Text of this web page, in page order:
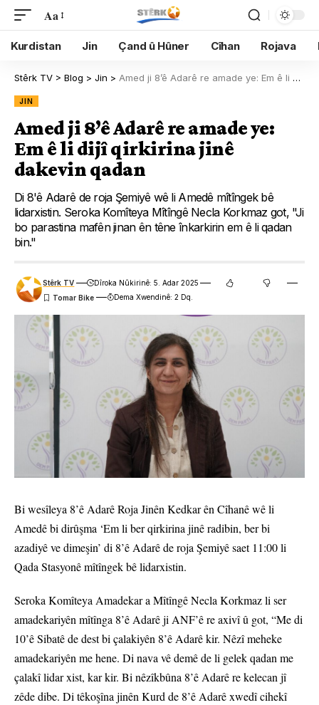
Aa
Kurdistan Jin Çand û Hûner Cîhan Rojava
Stêrk TV > Blog > Jin > Amed ji 8’ê Adarê re amade ye: Em ê li dijî qirkirina jinê dakevin qadan
JIN
Amed ji 8’ê Adarê re amade ye:
Em ê li dijî qirkirina jinê
dakevin qadan
Di 8'ê Adarê de roja Şemiyê wê li Amedê mîtîngek bê
lidarxistin. Seroka Komîteya Mîtîngê Necla Korkmaz got, "Ji
bo parastina mafên jinan ên têne înkarkirin em ê li qadan
bin."
Stêrk TV
Dîroka Nûkirinê: 5. Adar 2025
Dema Xwendinê: 2 Dq.
Bi wesîleya 8’ê Adarê Roja Jinên Kedkar ên Cîhanê wê li
Amedê bi dirûşma ‘Em li ber qirkirina jinê radibin, ber bi
azadiyê ve dimeşin’ di 8’ê Adarê de roja Şemiyê saet 11:00 li
Qada Stasyonê mîtîngek bê lidarxistin.
Seroka Komîteya Amadekar a Mîtîngê Necla Korkmaz li ser
amadekariyên mîtînga 8’ê Adarê ji ANF’ê re axivî û got, “Me di
10’ê Sibatê de dest bi çalakiyên 8’ê Adarê kir. Nêzî meheke
amadekariyên me hene. Di nava vê demê de li gelek qadan me
çalakî lidar xist, kar kir. Bi nêzîkbûna 8’ê Adarê re kelecan jî
zêde dibe. Di têkoşîna jinên Kurd de 8’ê Adarê xwedî cihekî